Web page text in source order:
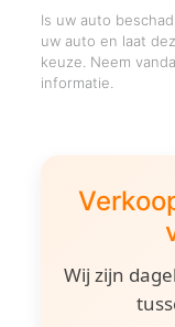
Is uw auto
uw auto en laat
keuze. Neem
informatie.
Wij zijn